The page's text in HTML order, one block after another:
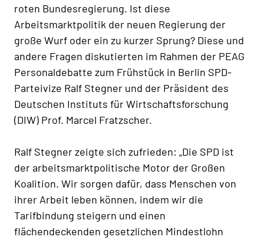
roten Bundesregierung. Ist diese
Arbeitsmarktpolitik der neuen Regierung der
große Wurf oder ein zu kurzer Sprung? Diese und
andere Fragen diskutierten im Rahmen der PEAG
Personaldebatte zum Frühstück in Berlin SPD-
Parteivize Ralf Stegner und der Präsident des
Deutschen Instituts für Wirtschaftsforschung
(DIW) Prof. Marcel Fratzscher.
Ralf Stegner zeigte sich zufrieden: „Die SPD ist
der arbeitsmarktpolitische Motor der Großen
Koalition. Wir sorgen dafür, dass Menschen von
ihrer Arbeit leben können, indem wir die
Tarifbindung steigern und einen
flächendeckenden gesetzlichen Mindestlohn